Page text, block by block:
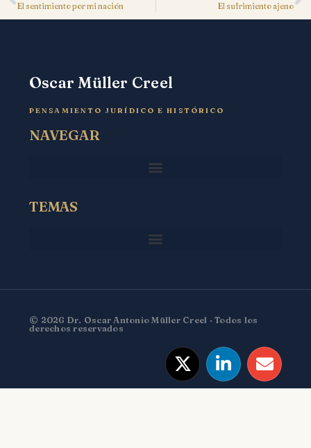
El sentimiento por mi nación El sufrimiento ajeno
Oscar Müller Creel
PENSAMIENTO JURÍDICO E HISTÓRICO
NAVEGAR
TEMAS
© 2026 Dr. Oscar Antonio Müller Creel · Todos los
derechos reservados